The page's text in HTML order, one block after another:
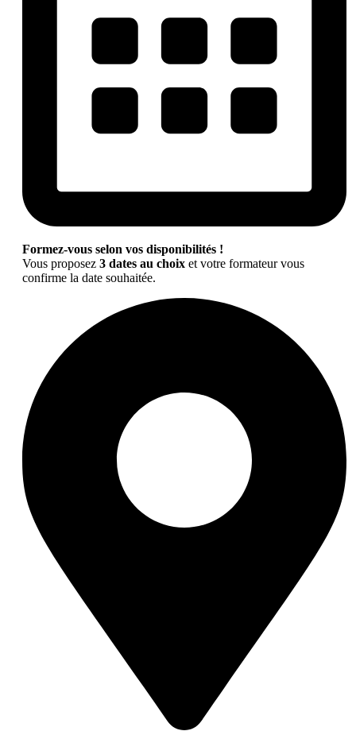
Formez-vous selon vos disponibilités !
Vous proposez 3 dates au choix et votre formateur vous
confirme la date souhaitée.